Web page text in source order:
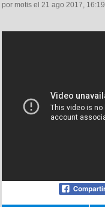
por motis el 21 ago 2017, 16:19